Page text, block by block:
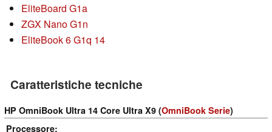
EliteBoard G1a
ZGX Nano G1n
EliteBook 6 G1q 14
Caratteristiche tecniche
HP OmniBook Ultra 14 Core Ultra X9 (OmniBook Serie)
Processore